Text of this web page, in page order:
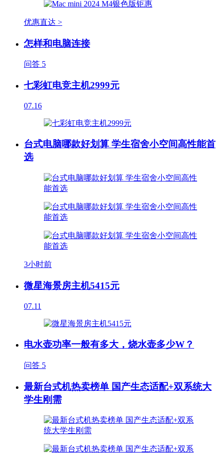
优惠直达 >
怎样和电脑连接
问答 5
七彩虹电竞主机2999元
07.16
台式电脑哪款好划算 学生宿舍小空间高性能首
选
3小时前
微星海景房主机5415元
07.11
电水壶功率一般有多大，烧水壶多少W？
问答 5
最新台式机热卖榜单 国产生态适配+双系统大
学生刚需